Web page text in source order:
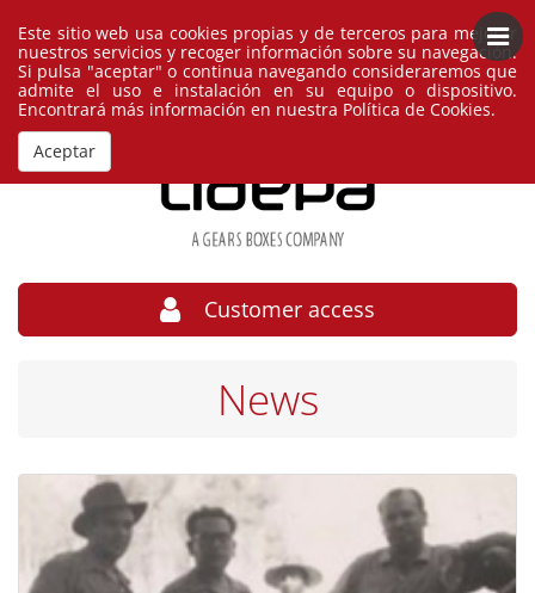
English España
Customer access
News
Este sitio web usa cookies propias y de terceros para mejorar
nuestros servicios y recoger información sobre su navegación.
Si pulsa "aceptar" o continua navegando consideraremos que
admite el uso e instalación en su equipo o dispositivo.
Encontrará más información en nuestra Política de Cookies.
Aceptar